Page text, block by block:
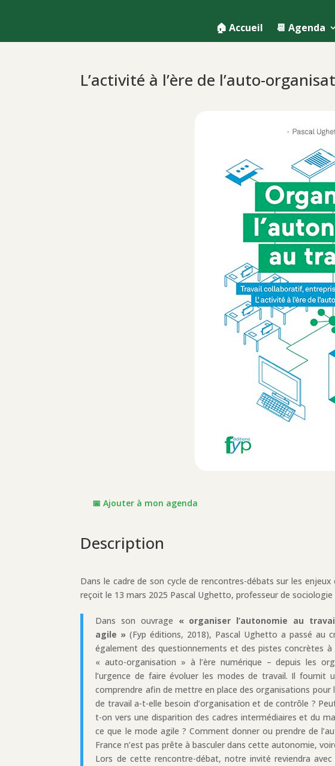
🏠 Accueil 📆 Agenda
L’activité à l’ère de l’auto-
📅 Ajouter à mon agenda
Description
Dans le cadre de son cycle de rencontres-débats sur les
reçoit le 13 mars 2025 Pascal Ughetto, professeur de sociologie
Dans son ouvrage « organiser l’autonomie au
agile » (Fyp éditions, 2018), Pascal Ughetto a passé au
également des questionnements et des pistes concrètes
« auto-organisation » à l’ère numérique – depuis les
l’urgence de faire évoluer les modes de travail. Il
comprendre afin de mettre en place des organisations pour
de travail a-t-elle besoin d’organisation et de contrôle ?
t-on vers une disparition des cadres intermédiaires et du
ce que le mode agile ? Comment donner ou prendre de
France n’est pas prête à basculer dans cette autonomie,
Lors de cette rencontre-débat, notre invité reviendra